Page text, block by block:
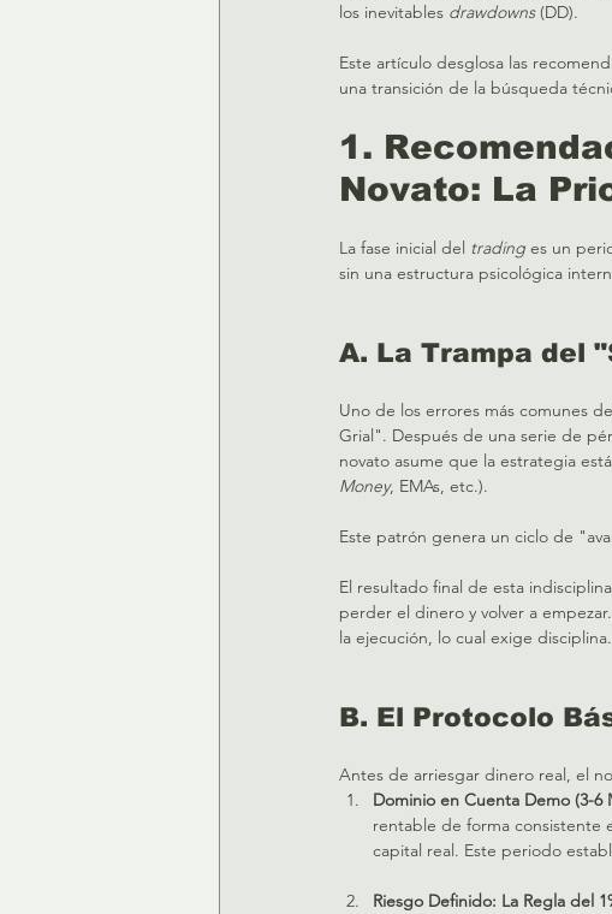
los inevitables drawdowns (DD).
Este artículo desglosa las
una transición de la búsqueda
1.
Novato: La
La fase inicial del trading es un
sin una estructura psicológica
A. La Trampa del
Uno de los errores más comunes del
Grial". Después de una serie de
novato asume que la estrategia
Money, EMAs, etc.).
Este patrón genera un ciclo de
El resultado final de esta
perder el dinero y volver a
la ejecución, lo cual exige
B. El Protocolo
Antes de arriesgar dinero real, el
Dominio en Cuenta Demo (3-6
rentable de forma consistente
capital real. Este periodo
Riesgo Definido: La Regla del